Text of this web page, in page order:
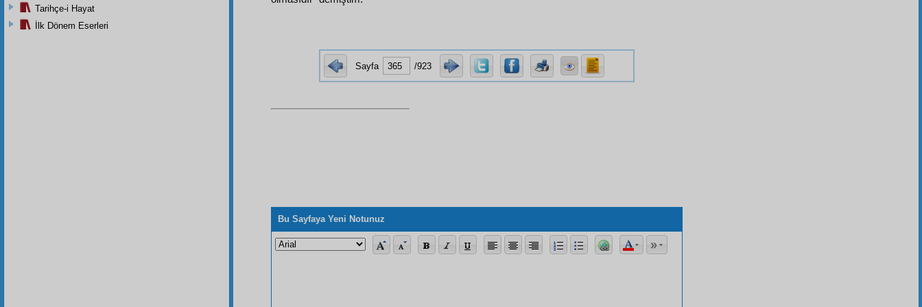
Sayfa /923
Bu Sayfaya Yeni Notunuz
Tarihçe-i Hayat
İlk Dönem Eserleri